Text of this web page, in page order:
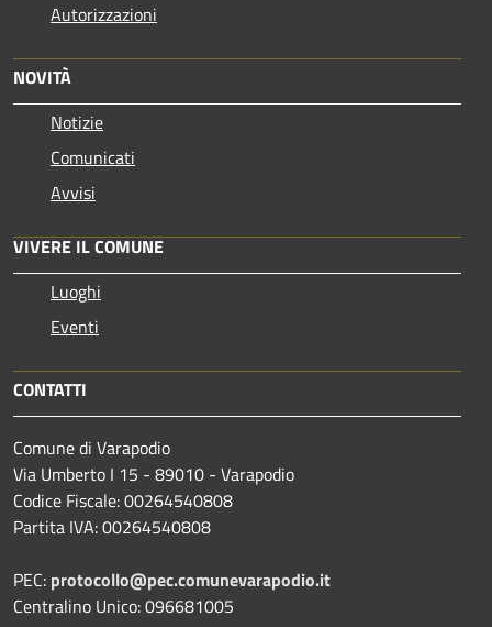
Autorizzazioni
NOVITÀ
Notizie
Comunicati
Avvisi
VIVERE IL COMUNE
Luoghi
Eventi
CONTATTI
Comune di Varapodio
Via Umberto I 15 - 89010 - Varapodio
Codice Fiscale: 00264540808
Partita IVA: 00264540808
PEC: protocollo@pec.comunevarapodio.it
Centralino Unico: 096681005